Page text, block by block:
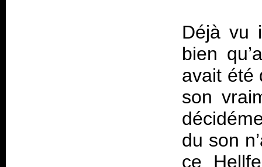
Déjà vu
bien
avait été
son
du son
ce